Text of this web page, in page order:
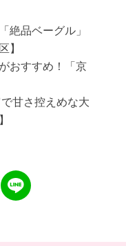
絶品ベーグル」
】
おすすめ！「京
甘さ控えめな大